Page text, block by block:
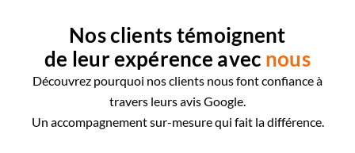
Nos clients témoignent
de leur expérence avec nous
Découvrez pourquoi nos clients nous font confiance à
travers leurs avis Google.
Un accompagnement sur-mesure qui fait la différence.